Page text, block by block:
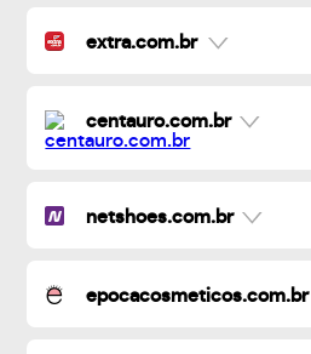
extra.com.br
centauro.com.br
netshoes.com.br
epocacosmeticos.com.br